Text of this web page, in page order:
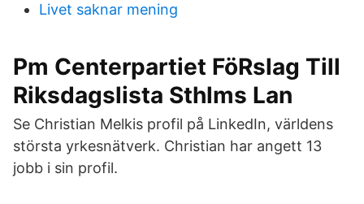
Livet saknar mening
Pm Centerpartiet FöRslag Till
Riksdagslista Sthlms Lan
Se Christian Melkis profil på LinkedIn, världens
största yrkesnätverk. Christian har angett 13
jobb i sin profil.